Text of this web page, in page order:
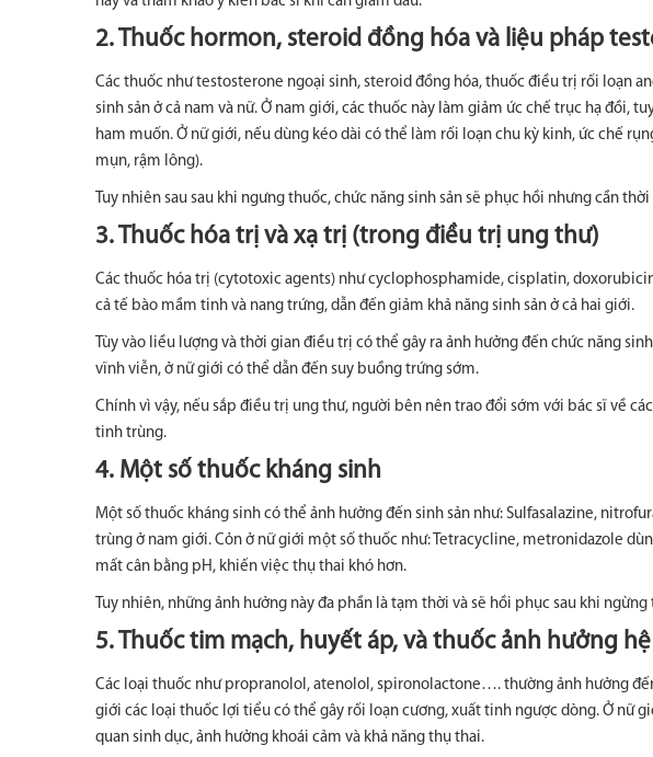
2. Thuốc hormon, steroid đồng hóa và liệu pháp
Các thuốc như testosterone ngoại sinh, steroid đồng hóa, thuốc điều trị rối loạn
sinh sản ở cả nam và nữ. Ở nam giới, các thuốc này làm giảm ức chế trục hạ đồi,
ham muốn. Ở nữ giới, nếu dùng kéo dài có thể làm rối loạn chu kỳ kinh, ức chế
mụn, rậm lông).
Tuy nhiên sau sau khi ngưng thuốc, chức năng sinh sản sẽ phục hồi nhưng cần
3. Thuốc hóa trị và xạ trị (trong điều trị ung thư)
Các thuốc hóa trị (cytotoxic agents) như cyclophosphamide, cisplatin,
cả tế bào mầm tinh và nang trứng, dẫn đến giảm khả năng sinh sản ở cả hai giới.
Tùy vào liều lượng và thời gian điều trị có thể gây ra ảnh hưởng đến chức năng
vĩnh viễn, ở nữ giới có thể dẫn đến suy buồng trứng sớm.
Chính vì vậy, nếu sắp điều trị ung thư, người bên nên trao đổi sớm với bác sĩ về
tinh trùng.
4. Một số thuốc kháng sinh
Một số thuốc kháng sinh có thể ảnh hưởng đến sinh sản như: Sulfasalazine,
trùng ở nam giới. Cỏn ở nữ giới một số thuốc như: Tetracycline, metronidazole
mất cân bằng pH, khiến việc thụ thai khó hơn.
Tuy nhiên, những ảnh hưởng này đa phần là tạm thời và sẽ hồi phục sau khi
5. Thuốc tim mạch, huyết áp, và thuốc ảnh hưởng
Các loại thuốc như propranolol, atenolol, spironolactone…. thường ảnh hưởng
giới các loại thuốc lợi tiểu có thể gây rối loạn cương, xuất tinh ngược dòng. Ở nữ
quan sinh dục, ảnh hưởng khoái cảm và khả năng thụ thai.